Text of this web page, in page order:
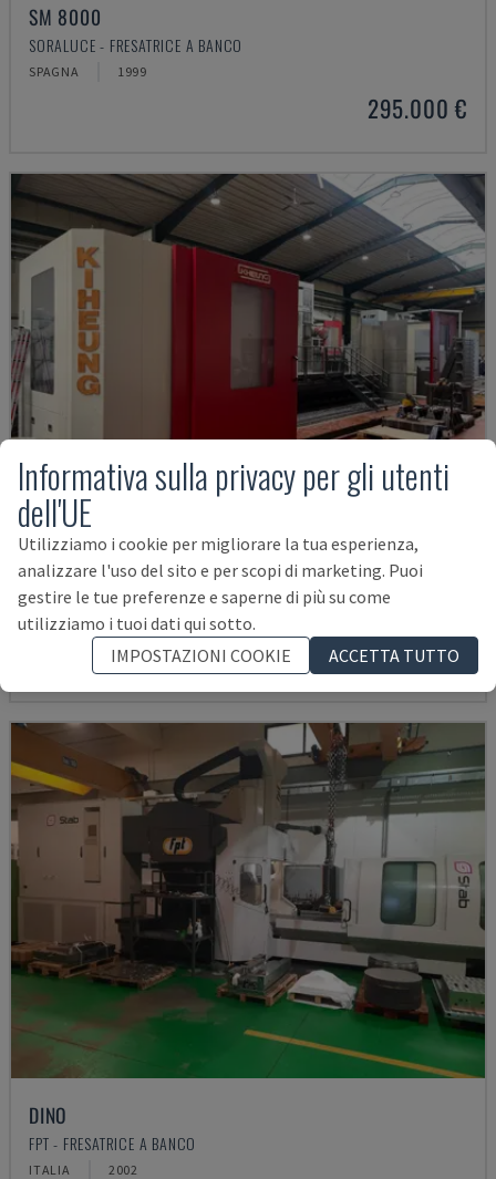
SM 8000
SORALUCE - FRESATRICE A BANCO
SPAGNA 1999
295.000 €
RIGITRAX X 8000
KIHEUNG - FRESATRICE A BANCO
GERMANIA 2011
127.000 €
DINO
FPT - FRESATRICE A BANCO
ITALIA 2002
Informativa sulla privacy per gli utenti
dell'UE
Utilizziamo i cookie per migliorare la tua esperienza,
analizzare l'uso del sito e per scopi di marketing. Puoi
gestire le tue preferenze e saperne di più su come
utilizziamo i tuoi dati qui sotto.
IMPOSTAZIONI COOKIE
ACCETTA TUTTO